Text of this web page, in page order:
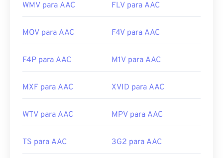
WMV para AAC FLV para AAC
MOV para AAC F4V para AAC
F4P para AAC M1V para AAC
MXF para AAC XVID para AAC
WTV para AAC MPV para AAC
TS para AAC 3G2 para AAC